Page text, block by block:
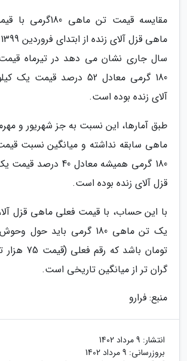
مقایسه قیمت تن ماهی
سال جاری نشان می دهد در تیرماه
180 گرمی معادل 52 درصد
آلای زنده بوده است.
ماهی سابقه نداشته و میانگین نسبت
180 گرمی همیشه معادل
قزل آلای زنده بوده است.
با این حساب، با قیمت فعلی ماهی قزل
گران تر از میانگین تاریخی است.
منبع: فرارو
انتشار: 9 مرداد 1402
بروزرسانی: 9 مرداد 1402